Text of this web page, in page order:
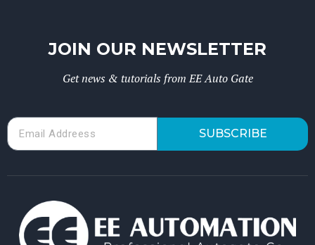
JOIN OUR NEWSLETTER
Get news & tutorials from EE Auto Gate
SUBSCRIBE